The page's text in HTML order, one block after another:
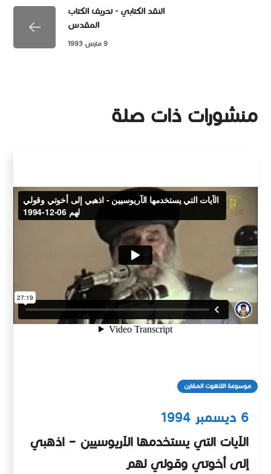
النقد الكتابي - تحريف الكتاب
المقدس
9 مارس 1993
منشورات ذات صلة
موسوعة اللاهوت المقارن
6 ديسمبر 1994
الآيات التي يستخدمها الآريوسيين – اذهبي
إلى أخوتي وقولي لهم